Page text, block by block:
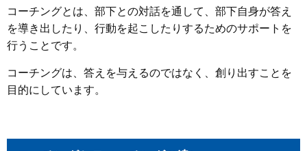
コーチングとは、部下との対話を通して、部下自身が答え
を導き出したり、行動を起こしたりするためのサポートを
行うことです。
コーチングは、答えを与えるのではなく、創り出すことを
目的にしています。